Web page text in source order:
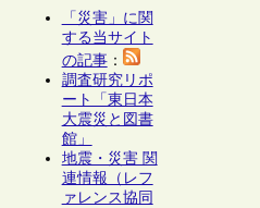
「災害」に関
する当サイト
の記事：
調査研究リポ
ート「東日本
大震災と図書
館」
地震・災害 関
連情報（レフ
ァレンス協同